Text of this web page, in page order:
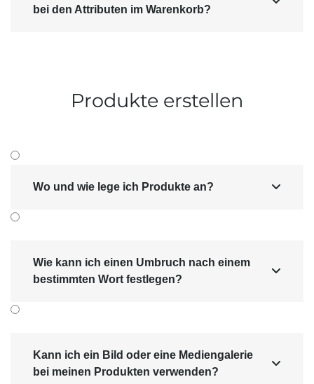
bei den Attributen im Warenkorb?
Produkte erstellen
Wo und wie lege ich Produkte an? 
Wie kann ich einen Umbruch nach einem
bestimmten Wort festlegen?

Kann ich ein Bild oder eine Mediengalerie
bei meinen Produkten verwenden?
